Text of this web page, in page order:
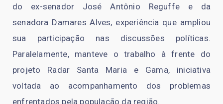
do ex-senador José Antônio Reguffe e da
senadora Damares Alves, experiência que ampliou
sua participação nas discussões políticas.
Paralelamente, manteve o trabalho à frente do
projeto Radar Santa Maria e Gama, iniciativa
voltada ao acompanhamento dos problemas
enfrentados pela população da região.